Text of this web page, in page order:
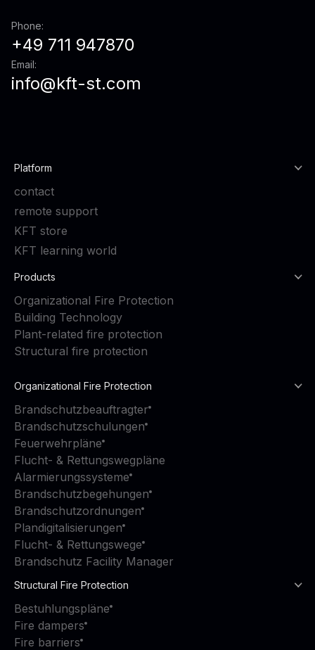
Phone:
+49 711 947870
Email:
info@kft-st.com
Platform
contact
remote support
KFT store
KFT learning world
Products
Organizational Fire Protection
Building Technology
Plant-related fire protection
Structural fire protection
Organizational Fire Protection
Brandschutzbeauftragter
Brandschutzschulungen
Feuerwehrpläne
Flucht- & Rettungswegpläne
Alarmierungssysteme
Brandschutzbegehungen
Brandschutzordnungen
Plandigitalisierungen
Flucht- & Rettungswege
Brandschutz Facility Manager
Structural Fire Protection
Bestuhlungspläne
Fire dampers
Fire barriers